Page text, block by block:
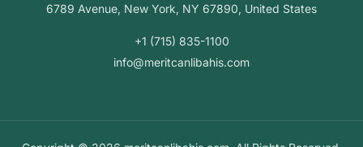
6789 Avenue, New York, NY 67890, United States
+1 (715) 835-1100
info@meritcanlibahis.com